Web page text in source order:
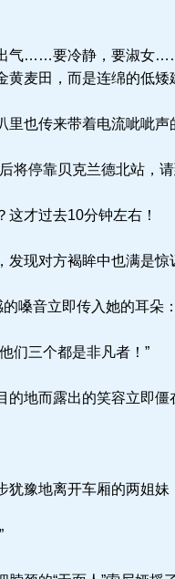
气……要冷静，要淑女……
麦田，而是连绵的低矮
也传来带着电流呲呲声
将停靠贝克兰德北站，
才过去10分钟左右！
现对方褐眸中也满是惊
嗓音立即传入她的耳朵：
们三个都是非凡者！”
地而露出的笑容立即僵
豫地离开车厢的两姐妹